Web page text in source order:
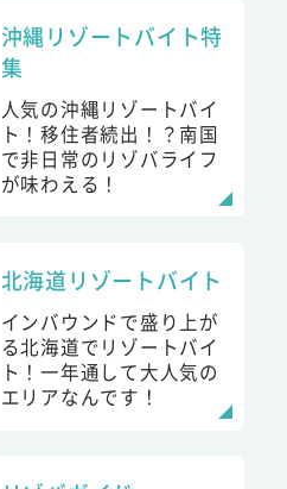
沖縄リゾートバイト特
集
人気の沖縄リゾートバイ
ト！移住者続出！？南国
で非日常のリゾバライフ
が味わえる！
北海道リゾートバイト
インバウンドで盛り上が
る北海道でリゾートバイ
ト！一年通して大人気の
エリアなんです！